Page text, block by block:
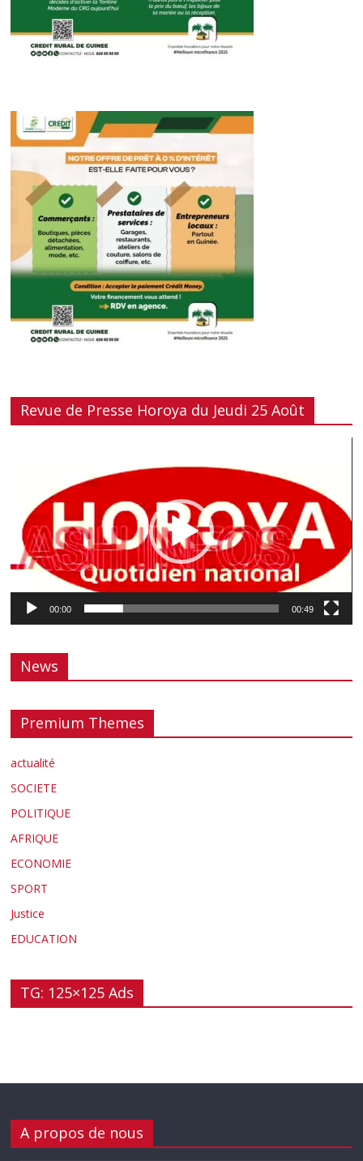
Revue de Presse Horoya du Jeudi 25 Août
00:00 00:49
News
Premium Themes
actualité
SOCIETE
POLITIQUE
AFRIQUE
ECONOMIE
SPORT
Justice
EDUCATION
TG: 125×125 Ads
A propos de nous